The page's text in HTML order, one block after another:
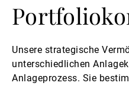
Unsere strategische
unterschiedlichen
Anlageprozess. Sie